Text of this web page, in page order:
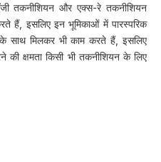
तकनीशियन और एक्स-रे तकनीशियन
हैं, इसलिए इन भूमिकाओं में पारस्परिक
साथ मिलकर भी काम करते हैं, इसलिए
क्षमता किसी भी तकनीशियन के लिए